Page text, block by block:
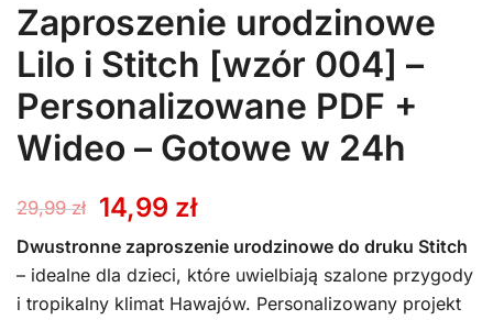
Zaproszenie urodzinowe
Lilo i Stitch [wzór 004] –
Personalizowane PDF +
Wideo – Gotowe w 24h
29,99zł
Pierwotna
cena
wynosiła:
14,99 złAktualna
cena
wynosi:
Dwustronne zaproszenie urodzinowe do druku Stitch
– idealne dla dzieci, które uwielbiają szalone przygody
i tropikalny klimat Hawajów. Personalizowany projekt